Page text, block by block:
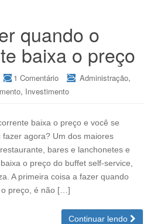
quando o
baixa o preço
1 Comentário Administração,
, Investimento
baixa o preço e você se
agora? Um dos maiores
bares e lanchonetes e
o preço do buffet self-service,
A primeira coisa a fazer quando
o preço, é não […]
Continuar lendo